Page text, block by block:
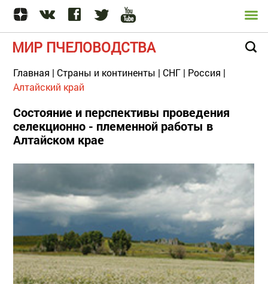
МИР ПЧЕЛОВОДСТВА
Главная | Страны и континенты | СНГ | Россия |
Алтайский край
Состояние и перспективы проведения
селекционно - племенной работы в
Алтайском крае